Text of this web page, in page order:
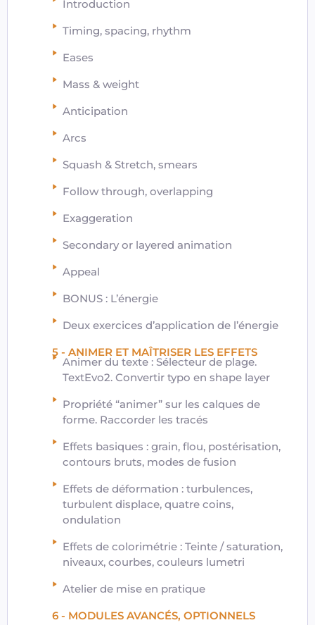
Introduction
Timing, spacing, rhythm
Eases
Mass & weight
Anticipation
Arcs
Squash & Stretch, smears
Follow through, overlapping
Exaggeration
Secondary or layered animation
Appeal
BONUS : L’énergie
Deux exercices d’application de l’énergie
5 - ANIMER ET MAÎTRISER LES EFFETS
Animer du texte : Sélecteur de plage.
TextEvo2. Convertir typo en shape layer
Propriété “animer” sur les calques de
forme. Raccorder les tracés
Effets basiques : grain, flou, postérisation,
contours bruts, modes de fusion
Effets de déformation : turbulences,
turbulent displace, quatre coins,
ondulation
Effets de colorimétrie : Teinte / saturation,
niveaux, courbes, couleurs lumetri
Atelier de mise en pratique
6 - MODULES AVANCÉS, OPTIONNELS